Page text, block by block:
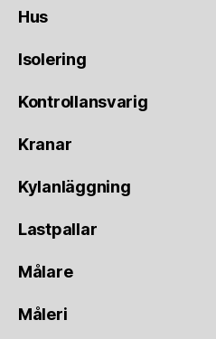
Hus
Isolering
Kontrollansvarig
Kranar
Kylanläggning
Lastpallar
Målare
Måleri